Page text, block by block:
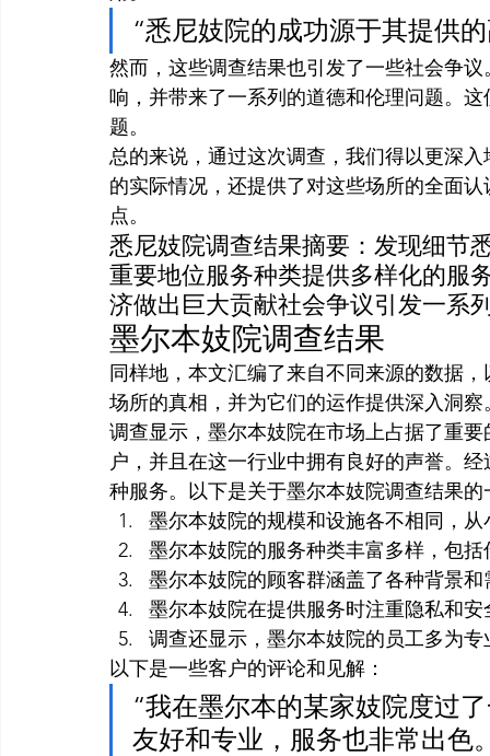
“悉尼妓院的成功源于其提供
然而，这些调查结果也引发了一些社会争
响，并带来了一系列的道德和伦理问题。
题。
总的来说，通过这次调查，我们得以更深
的实际情况，还提供了对这些场所的全面
点。
悉尼妓院调查结果摘要：发现细节
重要地位服务种类提供多样化的服
济做出巨大贡献社会争议引发一系
墨尔本妓院调查结果
同样地，本文汇编了来自不同来源的数据
场所的真相，并为它们的运作提供深入洞察
调查显示，墨尔本妓院在市场上占据了重
户，并且在这一行业中拥有良好的声誉。
种服务。以下是关于墨尔本妓院调查结果
墨尔本妓院的规模和设施各不相同，
墨尔本妓院的服务种类丰富多样，包
墨尔本妓院的顾客群涵盖了各种背景
墨尔本妓院在提供服务时注重隐私和
调查还显示，墨尔本妓院的员工多为
以下是一些客户的评论和见解：
“我在墨尔本的某家妓院度过
友好和专业，服务也非常出色